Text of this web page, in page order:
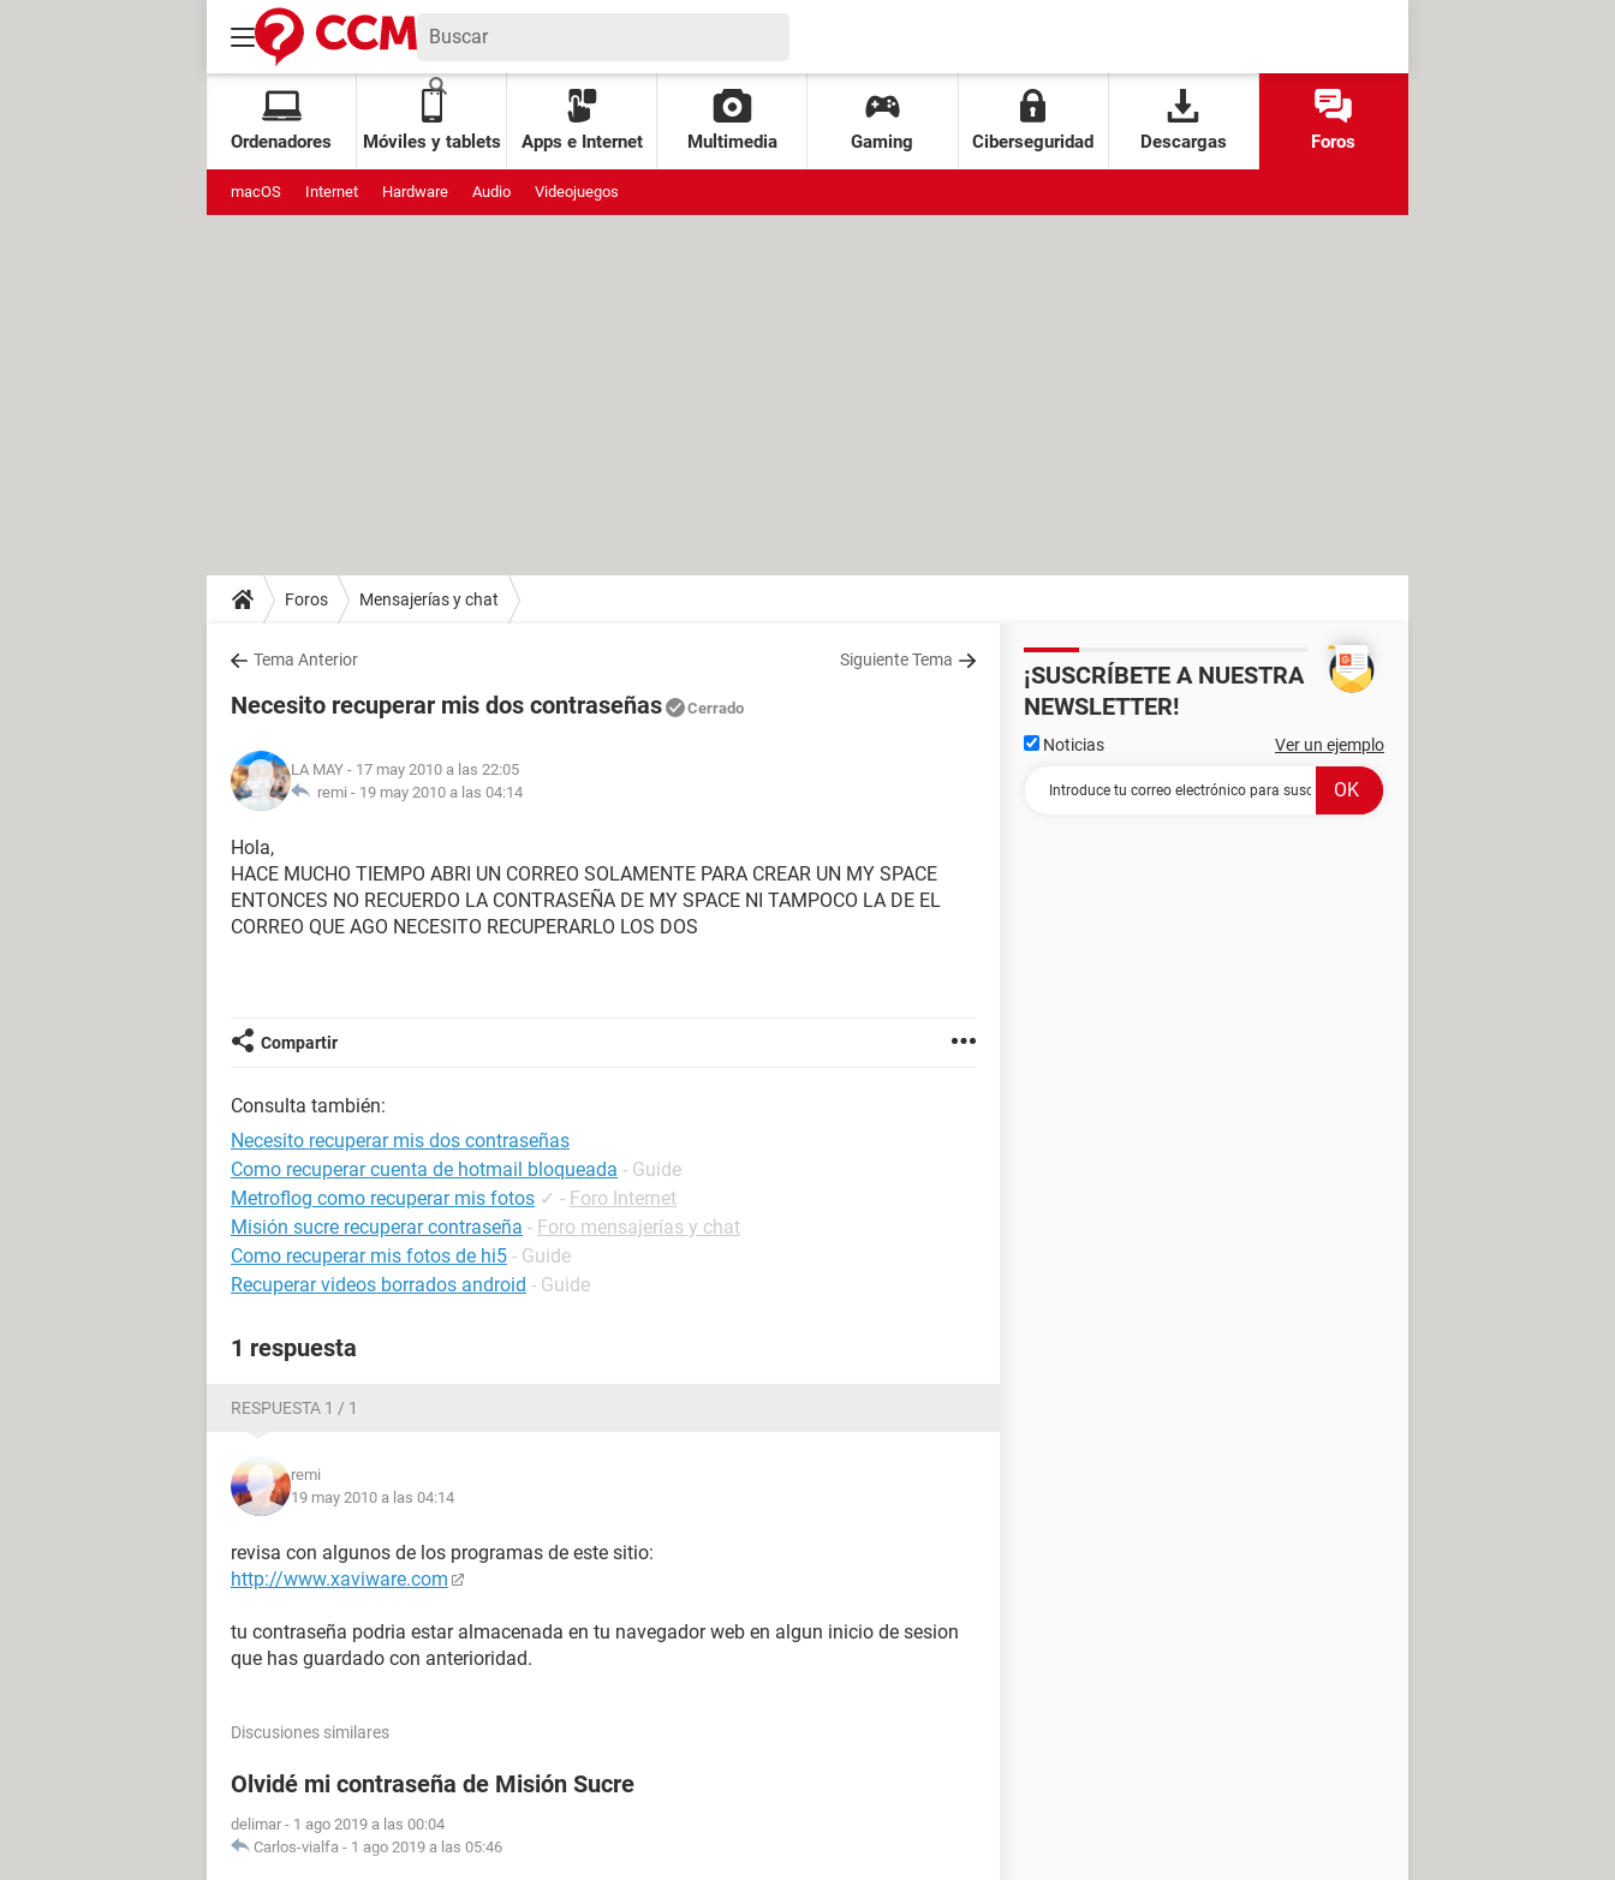
Ordenadores Móviles y tablets Apps e Internet Multimedia Gaming Ciberseguridad Descargas Foros
macOS Internet Hardware Audio Videojuegos
Foros Mensajerías y chat
Tema Anterior Siguiente Tema
Necesito recuperar mis dos contraseñas Cerrado
LA MAY - 17 may 2010 a las 22:05
remi - 19 may 2010 a las 04:14
Hola,
HACE MUCHO TIEMPO ABRI UN CORREO SOLAMENTE PARA CREAR UN MY SPACE
ENTONCES NO RECUERDO LA CONTRASEÑA DE MY SPACE NI TAMPOCO LA DE EL
CORREO QUE AGO NECESITO RECUPERARLO LOS DOS
Compartir
Consulta también:
Necesito recuperar mis dos contraseñas
Como recuperar cuenta de hotmail bloqueada - Guide
Metroflog como recuperar mis fotos ✓ - Foro Internet
Misión sucre recuperar contraseña - Foro mensajerías y chat
Como recuperar mis fotos de hi5 - Guide
Recuperar videos borrados android - Guide
1 respuesta
RESPUESTA 1 / 1
remi
19 may 2010 a las 04:14
revisa con algunos de los programas de este sitio:
http://www.xaviware.com
tu contraseña podria estar almacenada en tu navegador web en algun inicio de sesion
que has guardado con anterioridad.
Discusiones similares
Olvidé mi contraseña de Misión Sucre
delimar - 1 ago 2019 a las 00:04
Carlos-vialfa - 1 ago 2019 a las 05:46
¡SUSCRÍBETE A NUESTRA
NEWSLETTER!
Noticias Ver un ejemplo